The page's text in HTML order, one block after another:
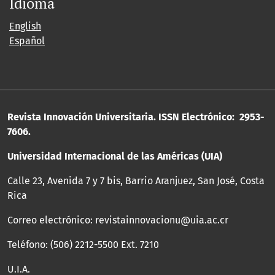
English
Español
Revista Innovación Universitaria. ISSN Electrónico: 2953-
7606.
Universidad Internacional de las Américas (UIA)
Calle 23, Avenida 7 y 7 bis, Barrio Aranjuez, San José, Costa
Rica
Correo electrónico: revistainnovacionu@uia.ac.cr
Teléfono: (506) 2212-5500 Ext. 7210
U.I.A.